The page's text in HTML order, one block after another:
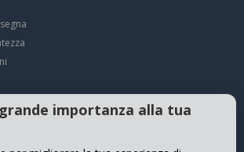
importanza alla tua